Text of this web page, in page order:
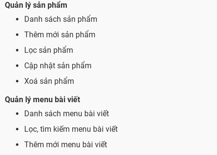
Quản lý sản phẩm
Danh sách sản phẩm
Thêm mới sản phẩm
Lọc sản phẩm
Cập nhật sản phẩm
Xoá sản phẩm
Quản lý menu bài viết
Danh sách menu bài viết
Lọc, tìm kiếm menu bài viết
Thêm mới menu bài viết